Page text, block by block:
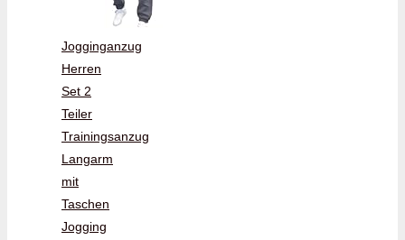
Jogginganzug
Herren
Set 2
Teiler
Trainingsanzug
Langarm
mit
Taschen
Jogging